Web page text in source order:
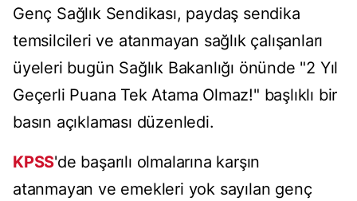
Genç Sağlık Sendikası, paydaş sendika
temsilcileri ve atanmayan sağlık çalışanları
üyeleri bugün Sağlık Bakanlığı önünde "2 Yıl
Geçerli Puana Tek Atama Olmaz!" başlıklı bir
basın açıklaması düzenledi.
KPSS'de başarılı olmalarına karşın
atanmayan ve emekleri yok sayılan genç